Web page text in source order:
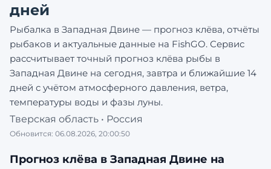
дней
Рыбалка в Западная Двине — прогноз клёва, отчёты
рыбаков и актуальные данные на FishGO. Сервис
рассчитывает точный прогноз клёва рыбы в
Западная Двине на сегодня, завтра и ближайшие 14
дней с учётом атмосферного давления, ветра,
температуры воды и фазы луны.
Тверская область • Россия
Обновится: 06.08.2026, 20:00:50
Прогноз клёва в Западная Двине на